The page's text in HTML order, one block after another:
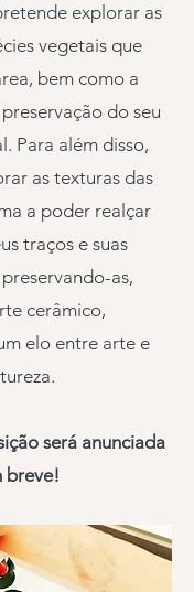
explorar as
vegetais que
bem como a
do seu
Para além disso,
as texturas das
a poder realçar
traços e suas
as,
cerâmico,
elo entre arte e
será anunciada
breve!